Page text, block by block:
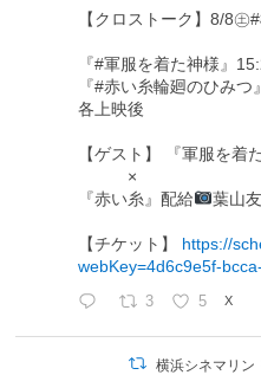
【クロストーク】8/8㊏
『#軍服を着た神様』
『#赤い糸輪廻のひみつ
各上映後
【ゲスト】 『軍服を着
×
『赤い糸』配給
葉山
【チケット】 https://
webKey=4d6c9e5f-bcca-
3 5 X
横浜シネマリン